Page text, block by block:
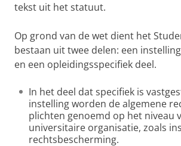
tekst uit het statuut.
Op grond van de wet dient het
bestaan uit twee delen: een
en een opleidingsspecifiek deel.
In het deel dat specifiek is
instelling worden de algemene
plichten genoemd op het niveau
universitaire organisatie, zoals
rechtsbescherming.